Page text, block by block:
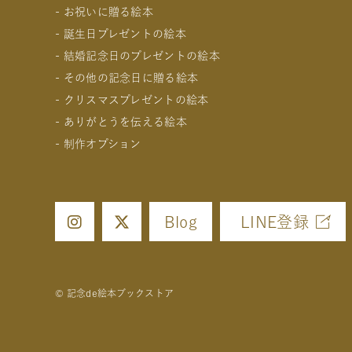
- お祝いに贈る絵本
- 出産祝いの絵本
- 成人祝いの絵本
- 結婚祝いの絵本
- 初節句のお祝いの絵本
- 入園・入学／卒園・卒業祝いの絵本
- 還暦祝いの絵本
- 誕生日プレゼントの絵本
- 1歳の誕生日プレゼントの絵本
- 2歳～6歳の幼児への誕生日プレゼントの絵本
- 小学生の子供への誕生日プレゼントの絵本
- 中学生、高校生、大学生への誕生日プレゼントの絵本
- 20歳の誕生日プレゼントの絵本
- 結婚記念日のプレゼントの絵本
- 妻への結婚記念日の絵本
- 夫への結婚記念日の絵本
- 両親への結婚記念日の絵本
- 友人、知人への結婚記念日の絵本
- その他の記念日に贈る絵本
- 交際記念日のプレゼントの絵本
- 生まれて一万日記念日の絵本
- バレンタインデー / ホワイトデーの絵本
- クリスマスプレゼントの絵本
- 0歳、1歳、2歳のクリスマスプレゼントの絵本
- 3歳、4歳、5歳、6歳の幼児へのクリスマスプレゼント
- ありがとうを伝える絵本
- 制作オプション
Blog LINE登録
© 記念de絵本ブックストア